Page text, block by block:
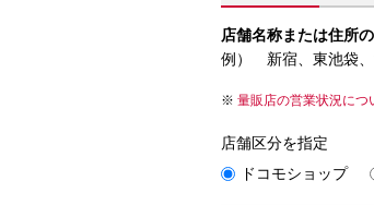
店舗名称または住所
例） 新宿、東池袋
量販店の営業状況につ
店舗区分を指定
ドコモショップ